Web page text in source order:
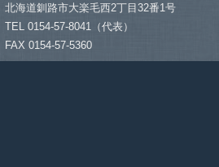
北海道釧路市大楽毛西2丁目32番1号
TEL 0154-57-8041（代表）
FAX 0154-57-5360